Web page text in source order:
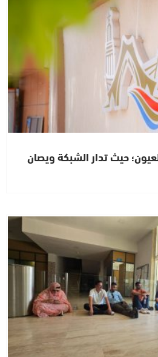
حيث تدار الشبكة ويصان